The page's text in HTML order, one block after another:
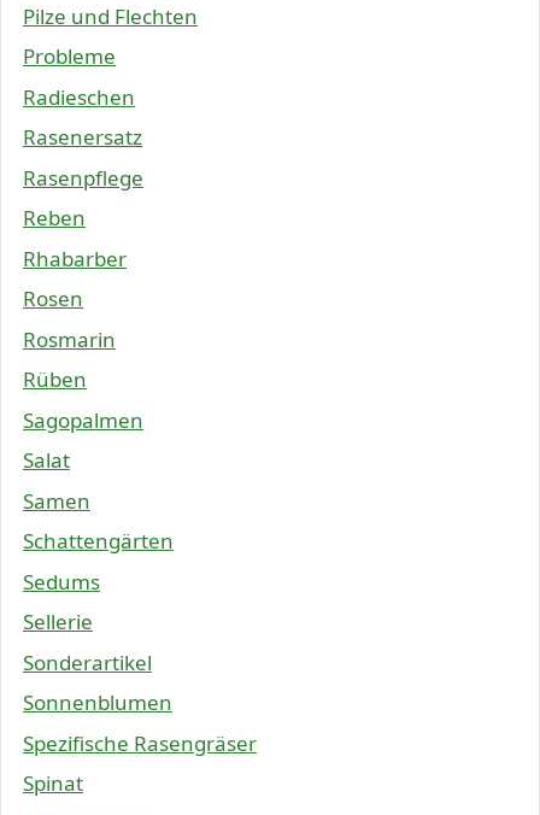
Pilze und Flechten
Probleme
Radieschen
Rasenersatz
Rasenpflege
Reben
Rhabarber
Rosen
Rosmarin
Rüben
Sagopalmen
Salat
Samen
Schattengärten
Sedums
Sellerie
Sonderartikel
Sonnenblumen
Spezifische Rasengräser
Spinat